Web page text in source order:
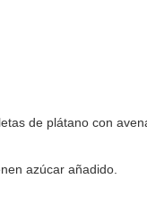
de plátano con
azúcar añadido.